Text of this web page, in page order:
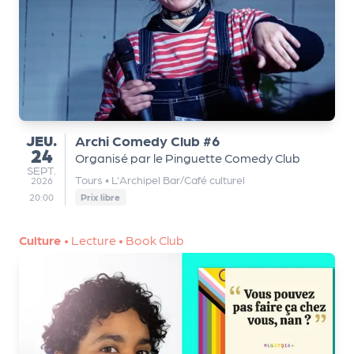
JEUDI
JEU.
24
SEPTEMBRE
SEPT.
2026
20:00
Archi Comedy Club #6
Organisé par le Pinguette Comedy Club
Tours • L'Archipel Bar/Café culturel
Prix libre
Culture • Lecture • Book Club
m
e
s
-
n
u
s
sl